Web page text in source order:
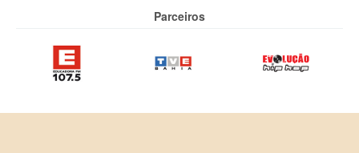
Parceiros